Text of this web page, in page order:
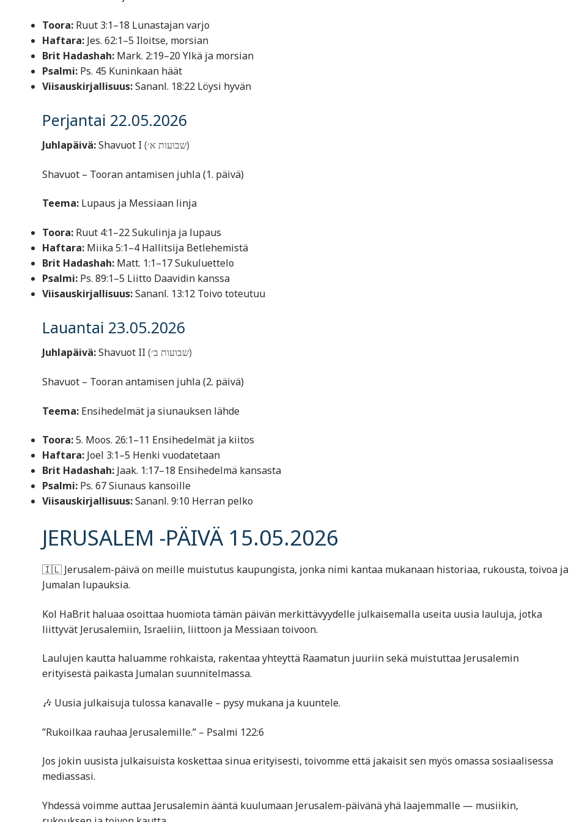
Toora:Ruut 3:1–18 Lunastajan varjo
Haftara:Jes. 62:1–5 Iloitse, morsian
Brit Hadashah:Mark. 2:19–20 Ylkä ja morsian
Psalmi:Ps. 45 Kuninkaan häät
Viisauskirjallisuus:Sananl. 18:22 Löysi hyvän
Perjantai 22.05.2026
Juhlapäivä:Shavuot I (שבועות א׳)
Shavuot – Tooran antamisen juhla (1. päivä)
Teema:Lupaus ja Messiaan linja
Toora:Ruut 4:1–22 Sukulinja ja lupaus
Haftara:Miika 5:1–4 Hallitsija Betlehemistä
Brit Hadashah:Matt. 1:1–17 Sukuluettelo
Psalmi:Ps. 89:1–5 Liitto Daavidin kanssa
Viisauskirjallisuus:Sananl. 13:12 Toivo toteutuu
Lauantai 23.05.2026
Juhlapäivä:Shavuot II (שבועות ב׳)
Shavuot – Tooran antamisen juhla (2. päivä)
Teema:Ensihedelmät ja siunauksen lähde
Toora:5. Moos. 26:1–11 Ensihedelmät ja kiitos
Haftara:Joel 3:1–5 Henki vuodatetaan
Brit Hadashah:Jaak. 1:17–18 Ensihedelmä kansasta
Psalmi:Ps. 67 Siunaus kansoille
Viisauskirjallisuus:Sananl. 9:10 Herran pelko
JERUSALEM -PÄIVÄ 15.05.2026
🇮🇱 Jerusalem-päivä on meille muistutus kaupungista, jonka nimi kantaa mukanaan historiaa, rukousta, toivoa ja
Jumalan lupauksia.
Kol HaBrit haluaa osoittaa huomiota tämän päivän merkittävyydelle julkaisemalla useita uusia lauluja, jotka
liittyvät Jerusalemiin, Israeliin, liittoon ja Messiaan toivoon.
Laulujen kautta haluamme rohkaista, rakentaa yhteyttä Raamatun juuriin sekä muistuttaa Jerusalemin
erityisestä paikasta Jumalan suunnitelmassa.
🎶 Uusia julkaisuja tulossa kanavalle – pysy mukana ja kuuntele.
”Rukoilkaa rauhaa Jerusalemille.” – Psalmi 122:6
Jos jokin uusista julkaisuista koskettaa sinua erityisesti, toivomme että jakaisit sen myös omassa sosiaalisessa
mediassasi.
Yhdessä voimme auttaa Jerusalemin ääntä kuulumaan Jerusalem-päivänä yhä laajemmalle — musiikin,